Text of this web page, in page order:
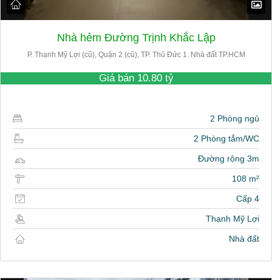
Nhà hẻm Đường Trịnh Khắc Lập
P. Thạnh Mỹ Lợi (cũ), Quận 2 (cũ), TP. Thủ Đức 1. Nhà đất TP.HCM
Giá bán 10.80 tỷ
2 Phòng ngủ
2 Phòng tắm/WC
Đường rộng 3m
108 m²
Cấp 4
Thạnh Mỹ Lợi
Nhà đất